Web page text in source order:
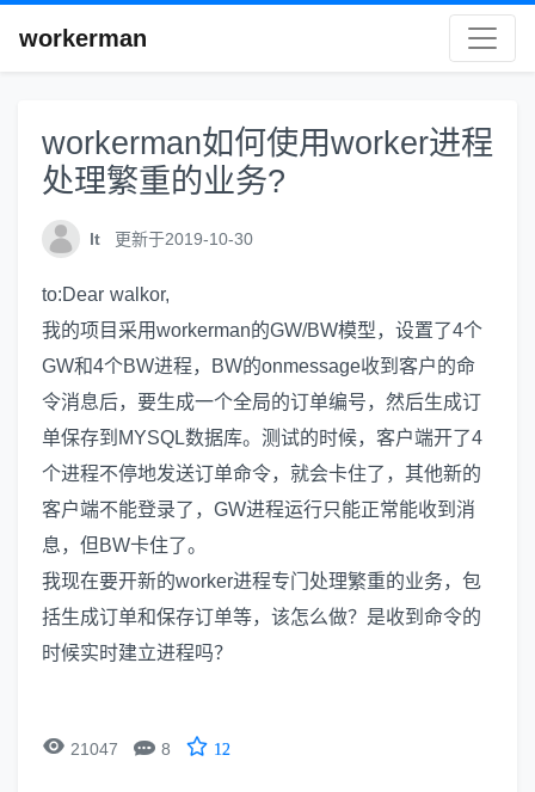
workerman
workerman如何使用worker进程
处理繁重的业务?
lt 更新于2019-10-30
to:Dear walkor,
我的项目采用workerman的GW/BW模型，设置了4个
GW和4个BW进程，BW的onmessage收到客户的命
令消息后，要生成一个全局的订单编号，然后生成订
单保存到MYSQL数据库。测试的时候，客户端开了4
个进程不停地发送订单命令，就会卡住了，其他新的
客户端不能登录了，GW进程运行只能正常能收到消
息，但BW卡住了。
我现在要开新的worker进程专门处理繁重的业务，包
括生成订单和保存订单等，该怎么做？是收到命令的
时候实时建立进程吗？
 21047  8 12